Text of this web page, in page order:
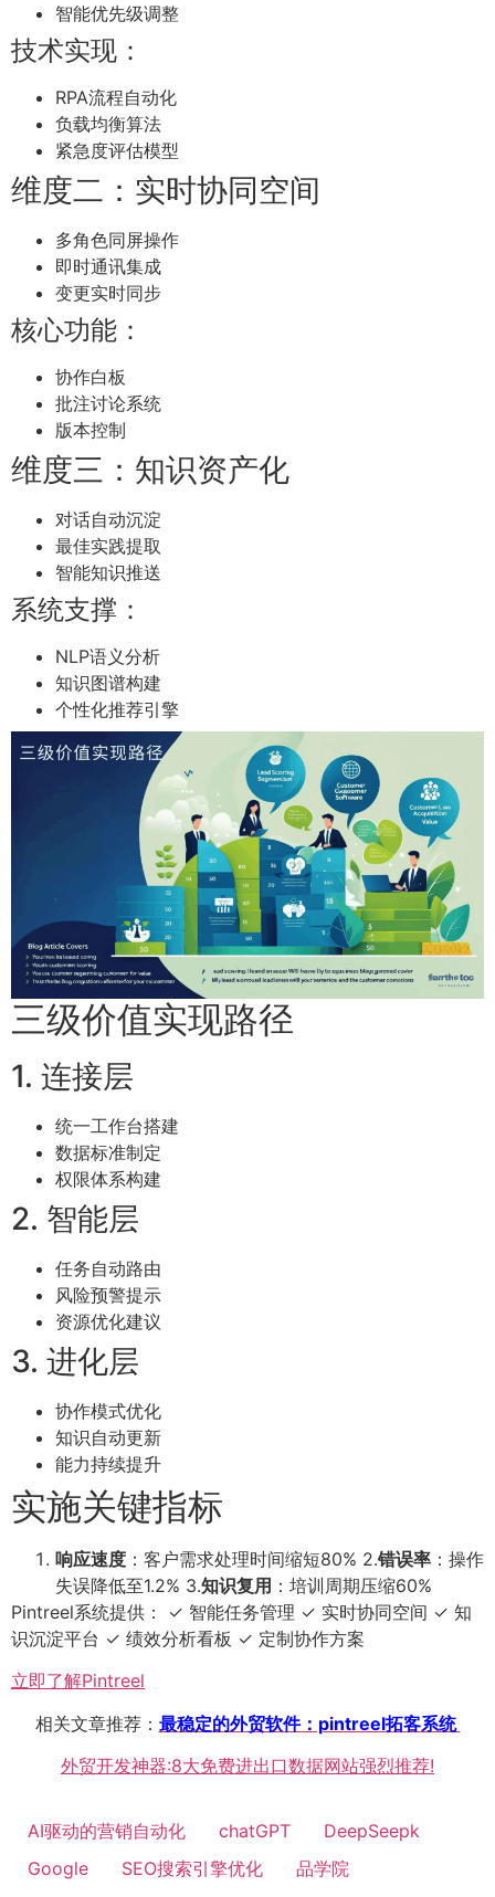
智能优先级调整
技术实现：
RPA流程自动化
负载均衡算法
紧急度评估模型
维度二：实时协同空间
多角色同屏操作
即时通讯集成
变更实时同步
核心功能：
协作白板
批注讨论系统
版本控制
维度三：知识资产化
对话自动沉淀
最佳实践提取
智能知识推送
系统支撑：
NLP语义分析
知识图谱构建
个性化推荐引擎
三级价值实现路径
1. 连接层
统一工作台搭建
数据标准制定
权限体系构建
2. 智能层
任务自动路由
风险预警提示
资源优化建议
3. 进化层
协作模式优化
知识自动更新
能力持续提升
实施关键指标
响应速度 ：客户需求处理时间缩短80% 2.错误率 ：操作
失误降低至1.2% 3.知识复用 ：培训周期压缩60%
Pintreel系统提供： ✓ 智能任务管理 ✓ 实时协同空间 ✓ 知
识沉淀平台 ✓ 绩效分析看板 ✓ 定制协作方案
立即了解Pintreel
相关文章推荐： 最稳定的外贸软件：pintreel拓客系统
外贸开发神器:8大免费进出口数据网站强烈推荐!
AI驱动的营销自动化 chatGPT
DeepSeepk
Google
SEO搜索引擎优化
品学院